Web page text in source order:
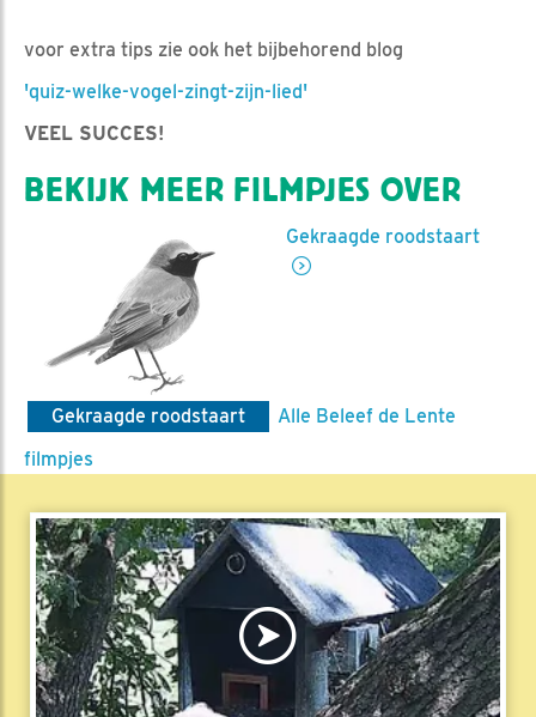
voor extra tips zie ook het bijbehorend blog
'quiz-welke-vogel-zingt-zijn-lied'
VEEL SUCCES!
BEKIJK MEER FILMPJES OVER
Gekraagde roodstaart
Gekraagde roodstaart
Alle Beleef de Lente
filmpjes